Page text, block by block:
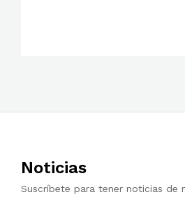
Noticias
Suscríbete para tener noticias de